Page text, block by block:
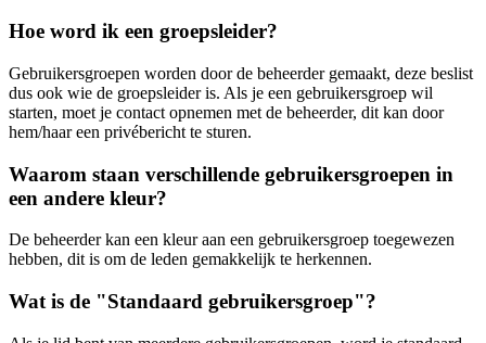
Hoe word ik een groepsleider?
Gebruikersgroepen worden door de beheerder gemaakt, deze beslist
dus ook wie de groepsleider is. Als je een gebruikersgroep wil
starten, moet je contact opnemen met de beheerder, dit kan door
hem/haar een privébericht te sturen.
Waarom staan verschillende gebruikersgroepen in
een andere kleur?
De beheerder kan een kleur aan een gebruikersgroep toegewezen
hebben, dit is om de leden gemakkelijk te herkennen.
Wat is de "Standaard gebruikersgroep"?